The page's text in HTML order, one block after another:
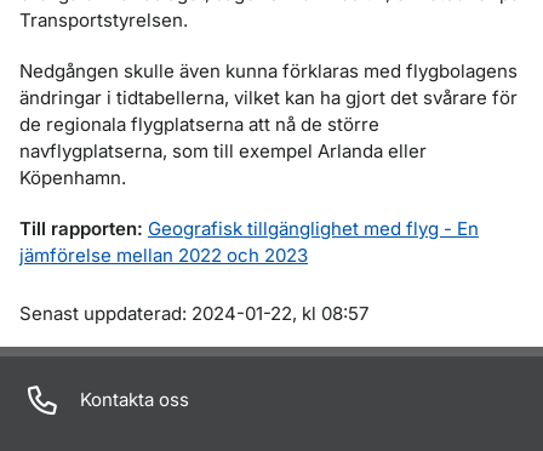
Transportstyrelsen.
Nedgången skulle även kunna förklaras med flygbolagens
ändringar i tidtabellerna, vilket kan ha gjort det svårare för
de regionala flygplatserna att nå de större
navflygplatserna, som till exempel Arlanda eller
Köpenhamn.
Till rapporten: Geografisk tillgänglighet med flyg - En
jämförelse mellan 2022 och 2023
Om sidan
Senast uppdaterad: 2024-01-22, kl 08:57
Kontakta oss